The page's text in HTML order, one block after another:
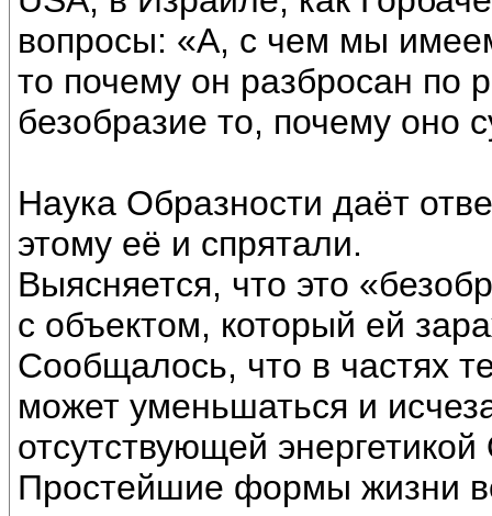
вопросы: «А, с чем мы
то почему он разбросан по
безобразие то, почему оно
Наука Образности даёт
этому её и спрятали.
Выясняется, что это
с объектом, который ей
Сообщалось, что в частях
может уменьшаться и
отсутствующей
Простейшие формы жизни